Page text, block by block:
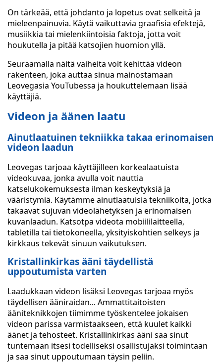
On tärkeää, että johdanto ja lopetus ovat selkeitä ja
mieleenpainuvia. Käytä vaikuttavia graafisia efektejä,
musiikkia tai mielenkiintoisia faktoja, jotta voit
houkutella ja pitää katsojien huomion yllä.
Seuraamalla näitä vaiheita voit kehittää videon
rakenteen, joka auttaa sinua mainostamaan
Leovegasia YouTubessa ja houkuttelemaan lisää
käyttäjiä.
Videon ja äänen laatu
Ainutlaatuinen tekniikka takaa erinomaisen
videon laadun
Leovegas tarjoaa käyttäjilleen korkealaatuista
videokuvaa, jonka avulla voit nauttia
katselukokemuksesta ilman keskeytyksiä ja
vääristymiä. Käytämme ainutlaatuisia tekniikoita, jotka
takaavat sujuvan videolähetyksen ja erinomaisen
kuvanlaadun. Katsotpa videota mobiililaitteella,
tabletilla tai tietokoneella, yksityiskohtien selkeys ja
kirkkaus tekevät sinuun vaikutuksen.
Kristallinkirkas ääni täydellistä
uppoutumista varten
Laadukkaan videon lisäksi Leovegas tarjoaa myös
täydellisen ääniraidan... Ammattitaitoisten
ääniteknikkojen tiimimme työskentelee jokaisen
videon parissa varmistaakseen, että kuulet kaikki
äänet ja tehosteet. Kristallinkirkas ääni saa sinut
tuntemaan itsesi todelliseksi osallistujaksi toimintaan
ja saa sinut uppoutumaan täysin peliin.